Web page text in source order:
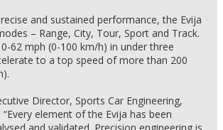
and sustained performance, the Evija
– Range, City, Tour, Sport and Track.
62 mph (0-100 km/h) in under three
to a top speed of more than 200
Director, Sports Car Engineering,
“Every element of the Evija has been